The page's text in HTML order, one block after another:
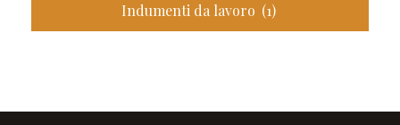
Indumenti da lavoro (1)